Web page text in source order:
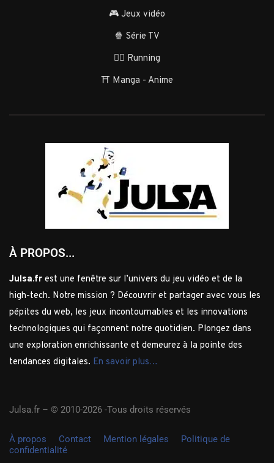
🎮 Jeux vidéo
🍿 Série TV
🏃‍♂️ Running
⛩️ Manga - Anime
À PROPOS...
Julsa.fr est une fenêtre sur l’univers du jeu vidéo et de la
high-tech. Notre mission ? Découvrir et partager avec vous les
pépites du web, les jeux incontournables et les innovations
technologiques qui façonnent notre quotidien. Plongez dans
une exploration enrichissante et demeurez à la pointe des
tendances digitales. En savoir plus…
Julsa.fr – © 2010-2026 -Tous droits réservés
À propos Contact Mention légales
Politique de
confidentialité